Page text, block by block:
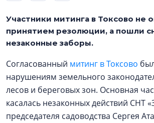
Участники митинга в Токсово не
принятием резолюции, а пошли
незаконные заборы.
Согласованный митинг в Токсово
нарушениям земельного
лесов и береговых зон. Основная
касалась незаконных действий СНТ
председателя садоводства Сергея